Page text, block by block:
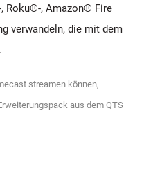
Roku®-, Amazon® Fire
verwandeln, die mit dem
streamen können,
aus dem QTS